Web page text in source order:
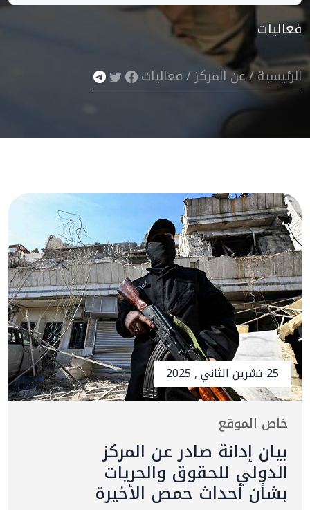
فعاليات
الرئيسية/عن المركز/فعاليات
25 تشرين الثاني , 2025
خاص الموقع
بيان إدانة صادر عن المركز
الدولي للحقوق والحريات
بشأن أحداث حمص الأخيرة